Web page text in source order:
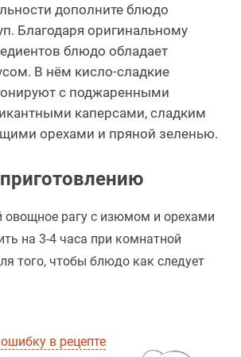
дополните блюдо
Благодаря оригинальному
блюдо обладает
В нём кисло-сладкие
с поджаренными
каперсами, сладким
орехами и пряной зеленью.
овощное рагу с изюмом и орехами
на 3-4 часа при комнатной
того, чтобы блюдо как следует
в рецепте